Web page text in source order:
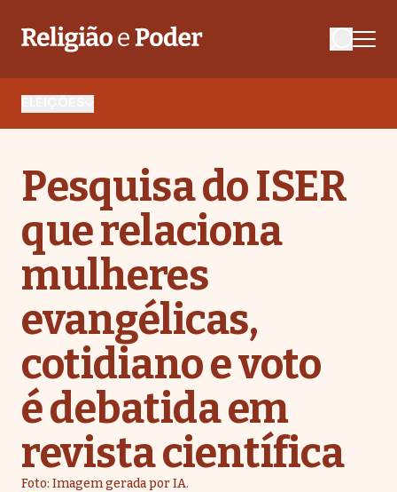
Pesquisa do ISER
que relaciona
mulheres
evangélicas,
cotidiano e voto
é debatida em
revista científica
Foto: Imagem gerada por IA.